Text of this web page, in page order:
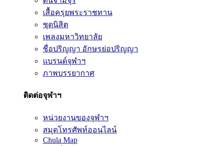
เสื้อครุยพระราชทาน
ชุดนิสิต
เพลงมหาวิทยาลัย
ชื่อปริญญา อักษรย่อปริญญา
แบรนด์จุฬาฯ
ภาพบรรยากาศ
ติดต่อจุฬาฯ
หน่วยงานของจุฬาฯ
สมุดโทรศัพท์ออนไลน์
Chula Map